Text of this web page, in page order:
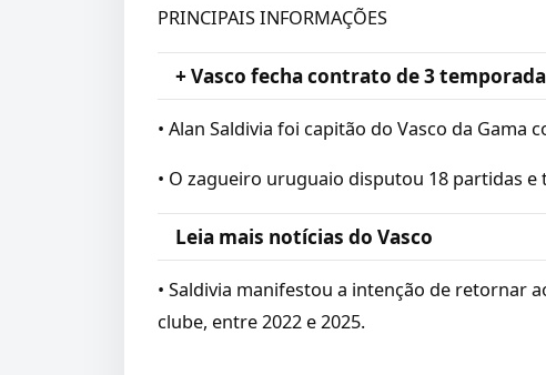
PRINCIPAIS INFORMAÇÕES
+ Vasco fecha contrato de 3
• Alan Saldivia foi capitão do Vasco da Gama
• O zagueiro uruguaio disputou 18 partidas
Leia mais notícias do Vasco
• Saldivia manifestou a intenção de retornar
clube, entre 2022 e 2025.